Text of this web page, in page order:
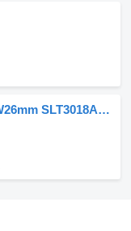
Neuer ET120 OTW26mm SLT3018AM SPEEDLINE